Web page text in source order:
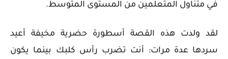
في متناول المتعلمين من المستوى المتوسط.
لقد ولدت هذه القصة أسطورة حضرية مخيفة أعيد
سردها عدة مرات: أنت تضرب رأس كلبك بينما يكون